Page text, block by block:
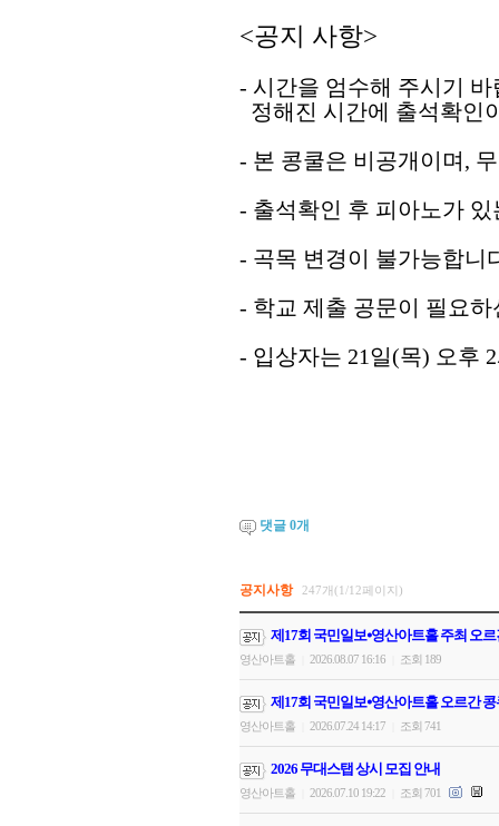
<공지 사항>
- 시간을 엄수해 주시기 바
정해진 시간에 출석확인
- 본 콩쿨은 비공개이며 ,
- 출석확인 후 피아노가
- 곡목 변경이 불가능합니
- 학교 제출 공문이 필요
- 입상자는 21일(목) 오후 2
댓글 0개
공지사항 247개(1/12페이지)
제17회 국민일보⦁영산아트홀 주최 오
영산아트홀 2026.08.07 16:16 조회 189
제17회 국민일보⦁영산아트홀 오르간
영산아트홀 2026.07.24 14:17 조회 741
2026 무대스탭 상시 모집 안내
영산아트홀 2026.07.10 19:22 조회 701